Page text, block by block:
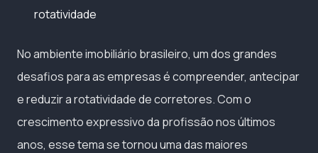
rotatividade
No ambiente imobiliário brasileiro, um dos grandes
desafios para as empresas é compreender, antecipar
e reduzir a rotatividade de corretores. Com o
crescimento expressivo da profissão nos últimos
anos, esse tema se tornou uma das maiores